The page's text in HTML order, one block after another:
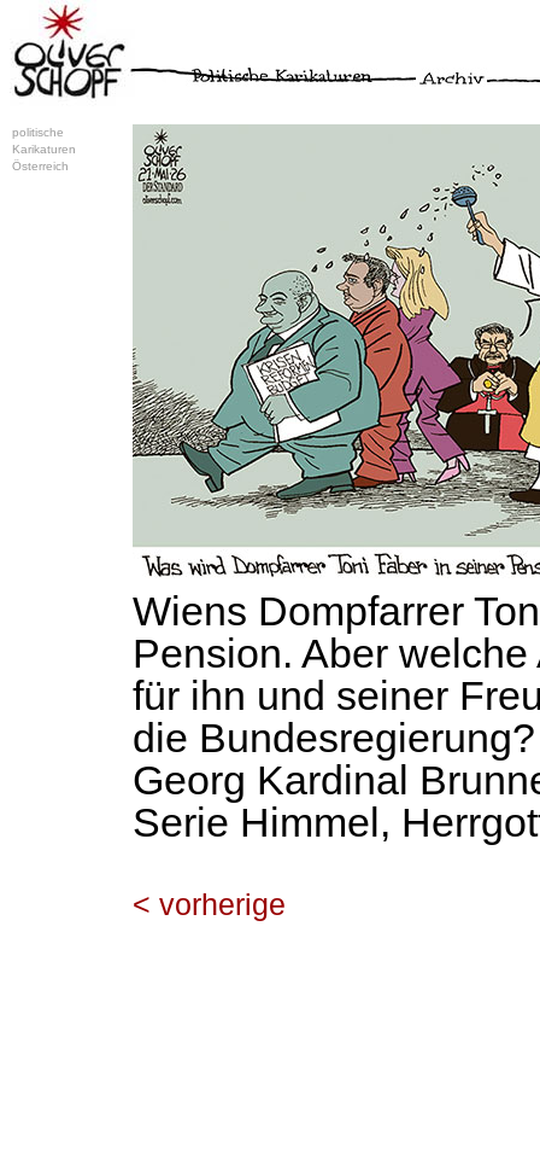
politische
Karikaturen
Österreich
Wiens Dompfarrer
Pension. Aber
für ihn und seiner
die
Georg Kardinal
Serie Himmel,
< vorherige